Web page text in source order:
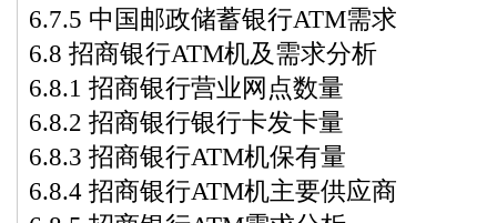
6.7.5 中国邮政储蓄银行ATM需求
6.8 招商银行ATM机及需求分析
6.8.1 招商银行营业网点数量
6.8.2 招商银行银行卡发卡量
6.8.3 招商银行ATM机保有量
6.8.4 招商银行ATM机主要供应商